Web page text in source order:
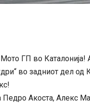
ГП во
во задниот дел од
Акоста, Алекс